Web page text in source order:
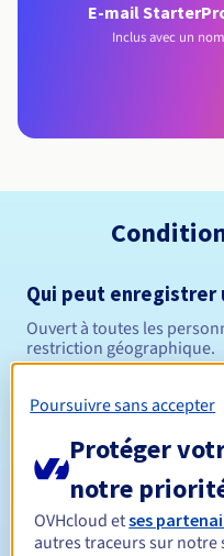
E-mail Starter
Inclus avec un
Qui peut enregistrer
Ouvert à toutes les
restriction géographique.
Règles de
Durée de réservation
Durée de
Poursuivre sans accepter
Protéger
notre
OVHcloud etses
autres traceurs sur